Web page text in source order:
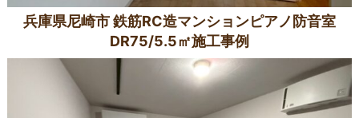
兵庫県尼崎市 鉄筋RC造マンションピアノ防音室
DR75/5.5㎡施工事例